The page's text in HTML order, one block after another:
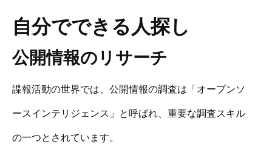
自分でできる人探し
公開情報のリサーチ
諜報活動の世界では、公開情報の調査は「オープンソ
ースインテリジェンス」と呼ばれ、重要な調査スキル
の一つとされています。